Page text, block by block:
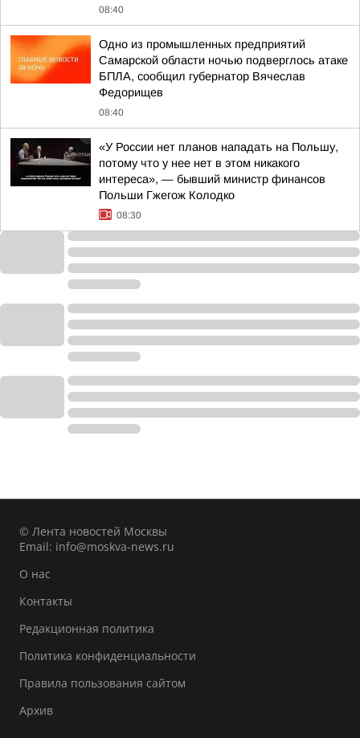
08:40
Одно из промышленных предприятий
Самарской области ночью подверглось атаке
БПЛА, сообщил губернатор Вячеслав
Федорищев
08:40
«У России нет планов нападать на Польшу,
потому что у нее нет в этом никакого
интереса», — бывший министр финансов
Польши Гжегож Колодко
08:30
© Лента новостей Москвы
Email: info@moskva-news.ru
О нас
Контакты
Редакционная политика
Политика конфиденциальности
Правила пользования сайтом
Архив